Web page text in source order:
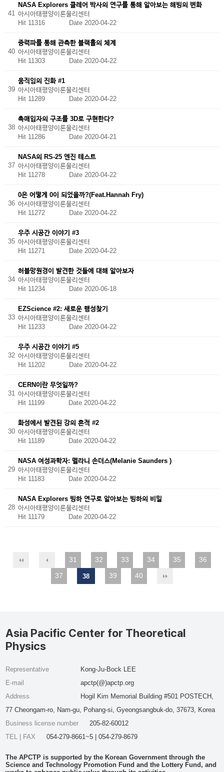
41
NASA Explorers 클레어 박사의 연구를 통해 알아보는 해빙의 변화
아시아태평양이론물리센터
Hit 11316 Date 2020-04-22
40
중력파를 통해 관측한 블랙홀의 체계
아시아태평양이론물리센터
Hit 11303 Date 2020-04-22
39
움직임의 진화 #1
아시아태평양이론물리센터
Hit 11289 Date 2020-04-22
38
촉매입자의 구조를 3D로 구현한다?
아시아태평양이론물리센터
Hit 11286 Date 2020-04-21
37
NASA의 RS-25 엔진 테스트
아시아태평양이론물리센터
Hit 11278 Date 2020-04-22
36
0은 어떻게 0이 되었을까?(Feat.Hannah Fry)
아시아태평양이론물리센터
Hit 11272 Date 2020-04-22
35
우주 시공간 이야기 #3
아시아태평양이론물리센터
Hit 11271 Date 2020-04-22
34
허블망원경이 발견한 것들에 대해 알아보자
아시아태평양이론물리센터
Hit 11234 Date 2020-06-18
33
EZScience #2: 새로운 행성찾기
아시아태평양이론물리센터
Hit 11233 Date 2020-04-22
32
우주 시공간 이야기 #5
아시아태평양이론물리센터
Hit 11202 Date 2020-04-22
31
CERN이란 무엇일까?
아시아태평양이론물리센터
Hit 11199 Date 2020-04-22
30
화성에서 발견된 강의 흔적 #2
아시아태평양이론물리센터
Hit 11189 Date 2020-04-22
29
NASA 여성과학자: 멜라니 손더스(Melanie Saunders )
아시아태평양이론물리센터
Hit 11183 Date 2020-04-22
28
NASA Explorers 빙하 연구로 알아보는 빙하의 비밀
아시아태평양이론물리센터
Hit 11179 Date 2020-04-22
31 32 33 34 35
36
37
38 39 40
Asia Pacific Center for Theoretical
Physics
Representative
Kong-Ju-Bock LEE
E-mail
apctp(@)apctp.org
Address
Hogil Kim Memorial Building #501 POSTECH,
77 Cheongam-ro, Nam-gu, Pohang-si, Gyeongsangbuk-do, 37673, Korea
Business license number
205-82-60012
TEL | FAX
054-279-8661~5 | 054-279-8679
The APCTP is supported by the Korean Government through the
Science and Technology Promotion Fund and the Lottery Fund, and